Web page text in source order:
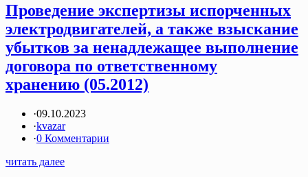
Проведение экспертизы испорченных
электродвигателей, а также взыскание
убытков за ненадлежащее выполнение
договора по ответственному
хранению (05.2012)
·09.10.2023
·kvazar
·0 Комментарии
читать далее